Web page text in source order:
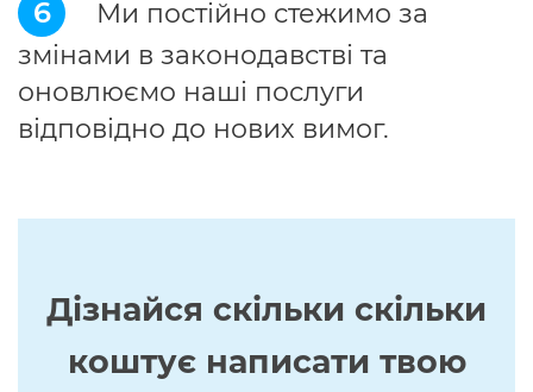
6
Ми постійно стежимо за
змінами в законодавстві та
оновлюємо наші послуги
відповідно до нових вимог.
Дізнайся скільки скільки
коштує написати твою